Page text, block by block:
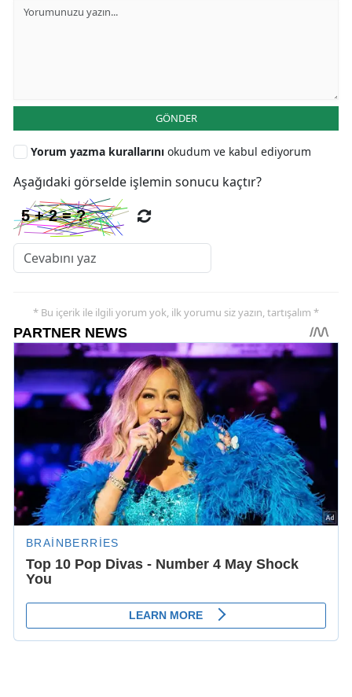
GÖNDER
Yorum yazma kurallarını okudum ve kabul ediyorum
Aşağıdaki görselde işlemin sonucu kaçtır?
* Bu içerik ile ilgili yorum yok, ilk yorumu siz yazın, tartışalım *